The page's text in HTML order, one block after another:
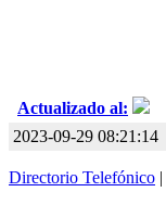
Actualizado al:
2023-09-29 08:21:14
Directorio Telefónico |